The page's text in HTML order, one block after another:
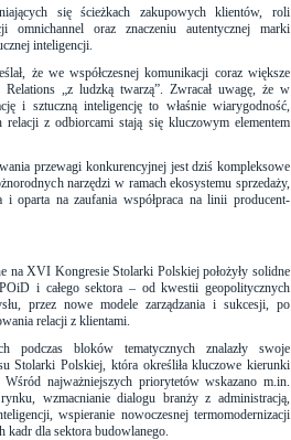
się ścieżkach zakupowych klientów, roli
omnichannel oraz znaczeniu autentycznej marki
inteligencji.
że we współczesnej komunikacji coraz większe
Relations „z ludzką twarzą”. Zwracał uwagę, że w
i sztuczną inteligencję to właśnie wiarygodność,
z odbiorcami stają się kluczowym elementem
przewagi konkurencyjnej jest dziś kompleksowe
narzędzi w ramach ekosystemu sprzedaży,
i oparta na zaufania współpraca na linii producent-
na XVI Kongresie Stolarki Polskiej położyły solidne
i całego sektora – od kwestii geopolitycznych
przez nowe modele zarządzania i sukcesji, po
relacji z klientami.
podczas bloków tematycznych znalazły swoje
Stolarki Polskiej, która określiła kluczowe kierunki
najważniejszych priorytetów wskazano m.in.
wzmacnianie dialogu branży z administracją,
wspieranie nowoczesnej termomodernizacji
dla sektora budowlanego.